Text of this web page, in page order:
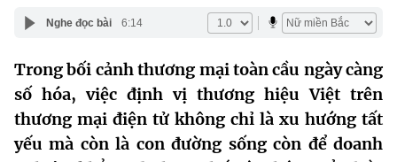
Giới thiệu
Chức năng nhiệm vụ
Cơ cấu tổ chức
Tin tức sự kiện
Khoa học và Công nghệ
Dịch vụ công
Hệ thống văn bản
Nghe đọc bài 6:14
Trong bối cảnh thương mại toàn cầu ngày càng
số hóa, việc định vị thương hiệu Việt trên
thương mại điện tử không chỉ là xu hướng tất
yếu mà còn là con đường sống còn để doanh